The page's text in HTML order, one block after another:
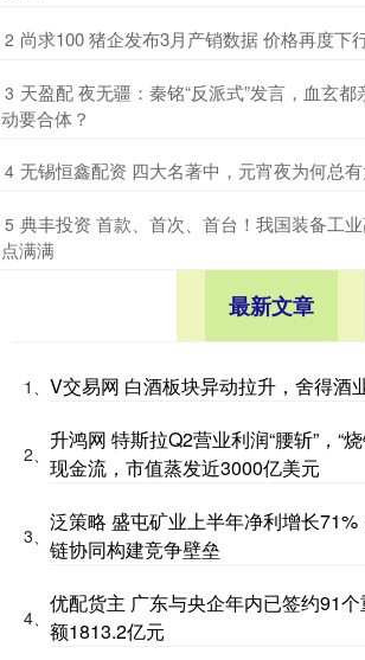
2 尚求100 猪企发布3月产销数据 价格再度下
3 天盈配 夜无疆：秦铭“反派式”发言，血玄
动要合体？
4 无锡恒鑫配资 四大名著中，元宵夜为何总有
5 典丰投资 首款、首次、首台！我国装备工
点满满
最新文章
1、 V交易网 白酒板块异动拉升，舍得酒
2、
升鸿网 特斯拉Q2营业利润“腰斩”，“
现金流，市值蒸发近3000亿美元
3、
泛策略 盛屯矿业上半年净利增长
链协同构建竞争壁垒
4、
优配货主 广东与央企年内已签约91
额1813.2亿元